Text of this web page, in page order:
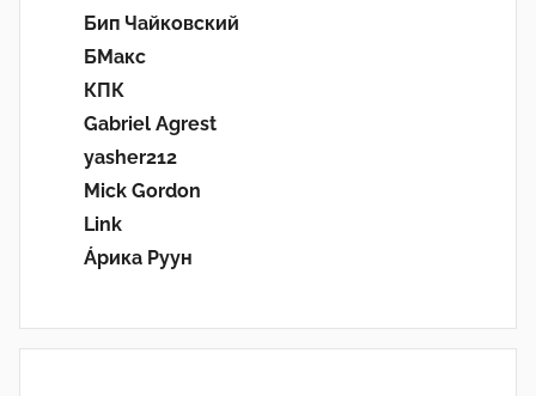
Бип Чайковский
БМакс
КПК
Gabriel Agrest
yasher212
Mick Gordon
Link
Áрика Руун